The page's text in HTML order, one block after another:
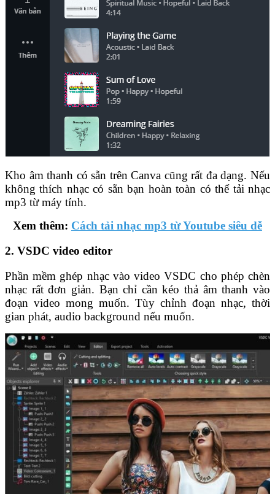
Kho âm thanh có sẵn trên Canva cũng rất đa dạng. Nếu
không thích nhạc có sẵn bạn hoàn toàn có thể tải nhạc
mp3 từ máy tính.
Xem thêm: Cách tải nhạc mp3 từ Youtube siêu dễ
2. VSDC video editor
Phần mềm ghép nhạc vào video VSDC cho phép chèn
nhạc rất đơn giản. Bạn chỉ cần kéo thả âm thanh vào
đoạn video mong muốn. Tùy chỉnh đoạn nhạc, thời
gian phát, audio background nếu muốn.